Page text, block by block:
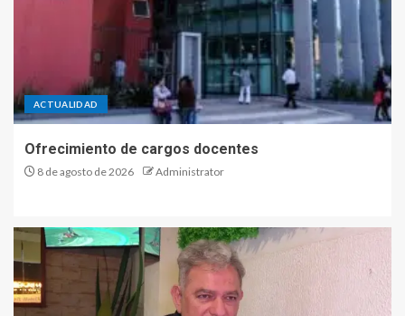
ACTUALIDAD
Ofrecimiento de cargos docentes
8 de agosto de 2026 Administrator